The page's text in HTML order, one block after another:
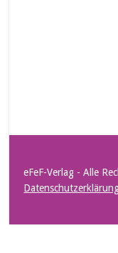
eFeF-Verlag - Alle